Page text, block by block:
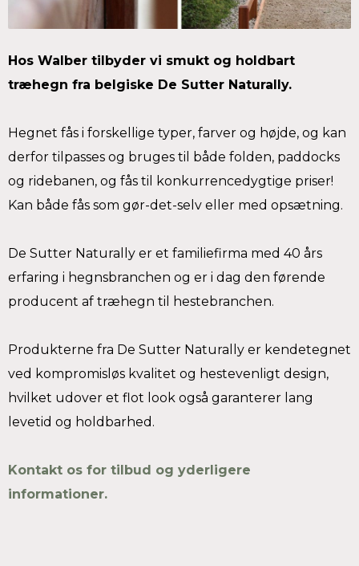
Hos Walber tilbyder vi smukt og holdbart
træhegn fra belgiske De Sutter Naturally.
Hegnet fås i forskellige typer, farver og højde, og kan
derfor tilpasses og bruges til både folden, paddocks
og ridebanen, og fås til konkurrencedygtige priser!
Kan både fås som gør-det-selv eller med opsætning.
De Sutter Naturally er et familiefirma med 40 års
erfaring i hegnsbranchen og er i dag den førende
producent af træhegn til hestebranchen.
Produkterne fra De Sutter Naturally er kendetegnet
ved kompromisløs kvalitet og hestevenligt design,
hvilket udover et flot look også garanterer lang
levetid og holdbarhed.
Kontakt os for tilbud og yderligere
informationer.